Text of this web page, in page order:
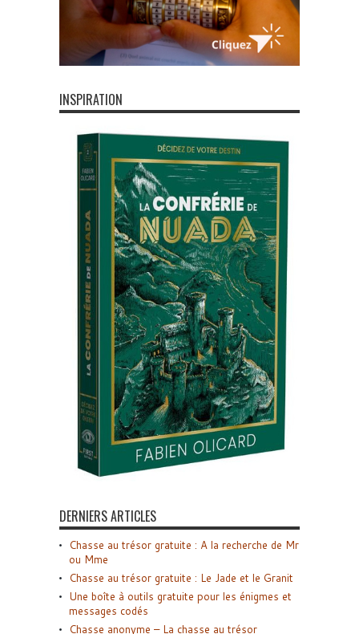
INSPIRATION
DERNIERS ARTICLES
Chasse au trésor gratuite : A la recherche de Mr
ou Mme
Chasse au trésor gratuite : Le Jade et le Granit
Une boîte à outils gratuite pour les énigmes et
messages codés
Chasse anonyme – La chasse au trésor